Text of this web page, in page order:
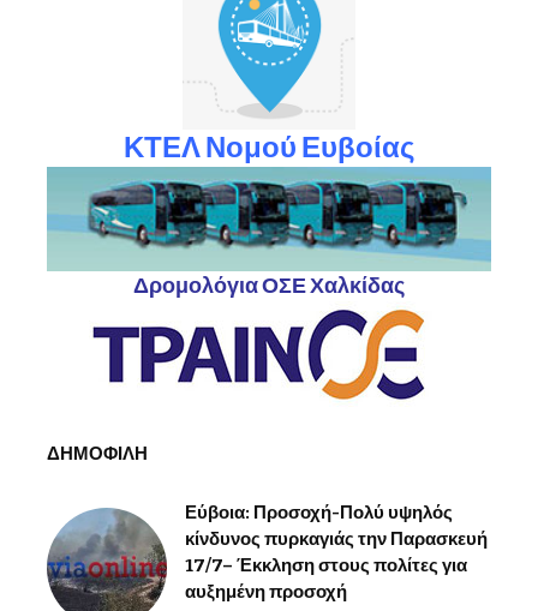
ΚΤΕΛ Νομού Ευβοίας
Δρομολόγια ΟΣΕ Χαλκίδας
ΔΗΜΟΦΙΛΗ
Εύβοια: Προσοχή-Πολύ υψηλός
κίνδυνος πυρκαγιάς την Παρασκευή
17/7– Έκκληση στους πολίτες για
αυξημένη προσοχή